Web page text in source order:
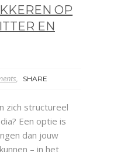
OP
EN
SHARE
zich structureel
Een optie is
dan jouw
– in het